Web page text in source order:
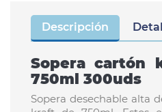
Descripción
Sopera cartón
750ml 300uds
Sopera desechable alta